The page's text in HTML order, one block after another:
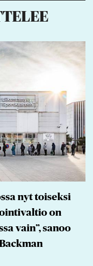
nyt toiseksi
on
vain”, sanoo